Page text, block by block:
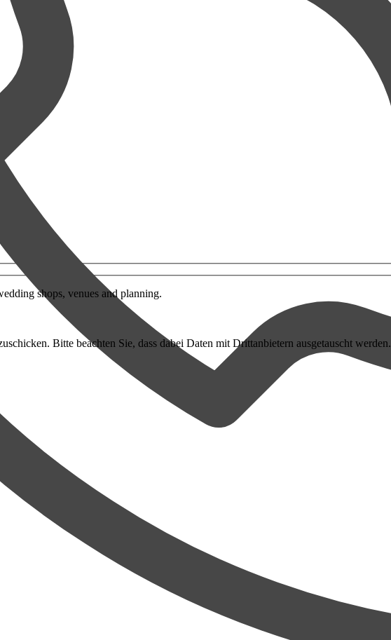
shops, venues and planning.
Bitte beachten Sie, dass dabei Daten mit Drittanbietern ausgetauscht werden.